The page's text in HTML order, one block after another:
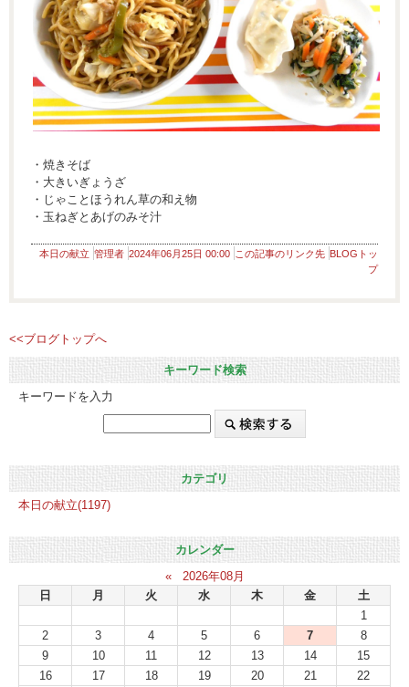
・焼きそば
・大きいぎょうざ
・じゃことほうれん草の和え物
・玉ねぎとあげのみそ汁
本日の献立 管理者 2024年06月25日 00:00 この記事のリンク先 BLOGトッ
プ
<<ブログトップへ
キーワード検索
キーワードを入力
カテゴリ
本日の献立(1197)
カレンダー
«
2026年08月
日
月 火 水 木 金
土
1
2
3 4 5 6 7
8
9
10 11 12 13 14
15
16
17 18 19 20 21
22